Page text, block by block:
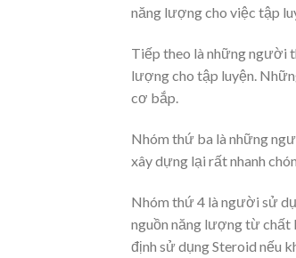
năng lượng cho việc tập
Tiếp theo là những người
lượng cho tập luyện.
cơ bắp.
Nhóm thứ ba là những
xây dựng lại rất nhanh
Nhóm thứ 4 là người sử
nguồn năng lượng từ chất
định sử dụng Steroid nếu